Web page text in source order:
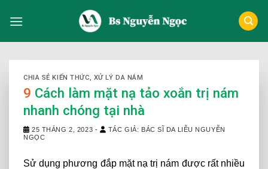
CHIA SẺ KIẾN THỨC, XỬ LÝ DA NÁM
9 Cách làm mặt nạ tảo xoắn trị nám
nhanh chóng tại nhà
25 THÁNG 2, 2023 -
TÁC GIẢ: BÁC SĨ DA LIỄU NGUYỄN
NGỌC
Sử dụng phương đắp mặt nạ trị nám được rất nhiều